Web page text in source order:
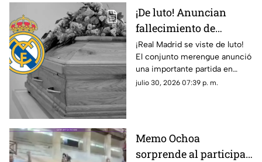
¡De luto! Anuncian
fallecimiento de
jugador del Real
Madrid tras cirugía de
cabeza; ¿Quién era?
¡Real Madrid se viste de luto!
El conjunto merengue anunció
una importante partida en
redes sociales. Conoce los
julio 30, 2026 07:39 p. m.
Memo Ochoa
sorprende al participar